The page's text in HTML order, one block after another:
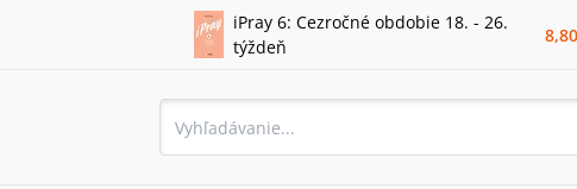
iPray 6: Cezročné obdobie 18. - 26.
týždeň